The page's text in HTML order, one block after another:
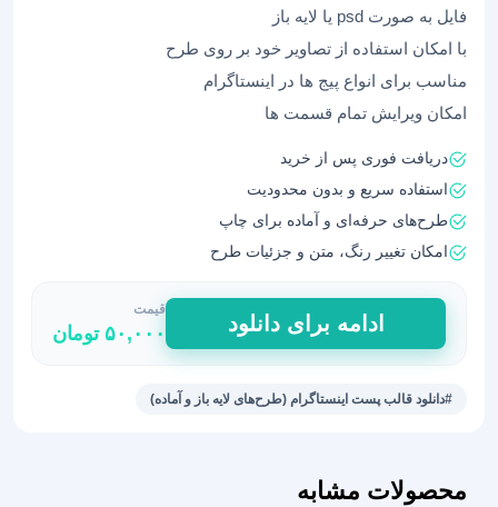
فایل به صورت psd یا لایه باز
با امکان استفاده از تصاویر خود بر روی طرح
مناسب برای انواع پیج ها در اینستاگرام
امکان ویرایش تمام قسمت ها
دریافت فوری پس از خرید
استفاده سریع و بدون محدودیت
طرح‌های حرفه‌ای و آماده برای چاپ
امکان تغییر رنگ، متن و جزئیات طرح
طرح
فتوشاپی
طبیعی
پست
ادامه برای دانلود
قیمت
۵۰,۰۰۰ تومان
#دانلود قالب پست اینستاگرام (طرح‌های لایه باز و آماده)
محصولات مشابه